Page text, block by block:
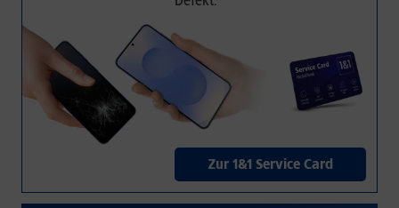
Zur 1&1 Service Card